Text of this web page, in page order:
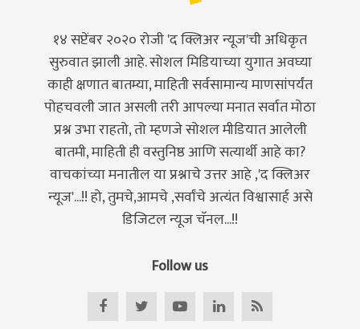
१४ सप्टेंबर २०२० रोजी 'द क्लिअर न्यूज'ची अधिकृत
सुरुवात झाली आहे. सोशल मिडियाच्या युगात अवघ्या
काही क्षणात बातम्या, माहिती सर्वसामान्य माणसांपर्यंत
पोहचवली जात असली तरी आपल्या मनात सर्वात मोठा
प्रश्न उभा राहतो, तो म्हणजे सोशल मीडियात आलेली
बातमी, माहिती ही वस्तुनिष्ठ आणि सत्यार्थी आहे का?
वाचकांच्या मनातील या प्रश्नाचे उत्तर आहे ,'द क्लिअर
न्यूज'...!! हो, तुमचे,आमचे ,सर्वांचे अत्यंत विश्वासार्ह असे
डिजिटल न्यूज चॅनल...!!
Follow us